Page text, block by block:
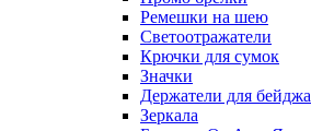
Ремешки на шею
Светоотражатели
Крючки для сумок
Значки
Держатели для бейджа
Зеркала